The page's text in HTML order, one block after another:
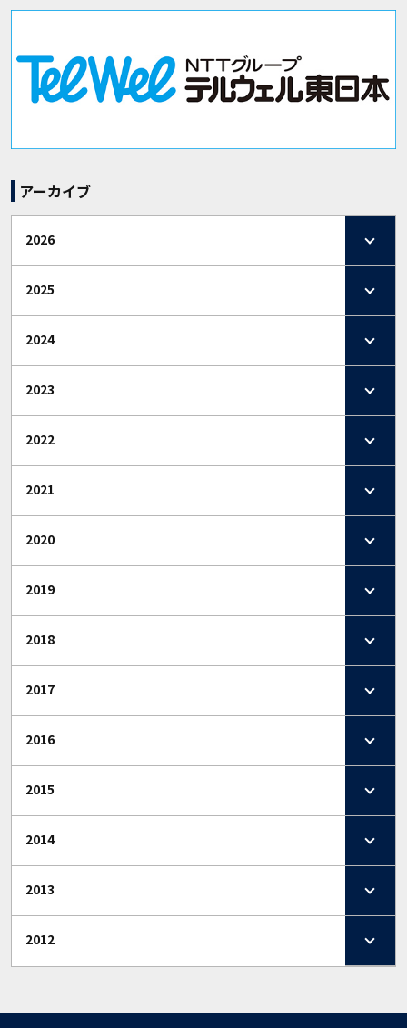
アーカイブ
2026
2025
2024
2023
2022
2021
2020
2019
2018
2017
2016
2015
2014
2013
2012